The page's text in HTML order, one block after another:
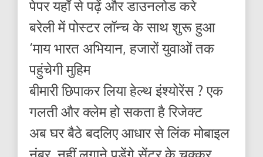
पेपर यहाँ से पढ़ें और डाउनलोड करे
बरेली में पोस्टर लॉन्च के साथ शुरू हुआ
‘माय भारत अभियान, हजारों युवाओं तक
पहुंचेगी मुहिम
बीमारी छिपाकर लिया हेल्थ इंश्योरेंस ? एक
गलती और क्लेम हो सकता है रिजेक्ट
अब घर बैठे बदलिए आधार से लिंक मोबाइल